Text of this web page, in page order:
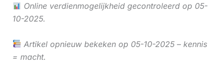
Online verdienmogelijkheid gecontroleerd op 05-
10-2025.
Artikel opnieuw bekeken op 05-10-2025 – kennis
= macht.